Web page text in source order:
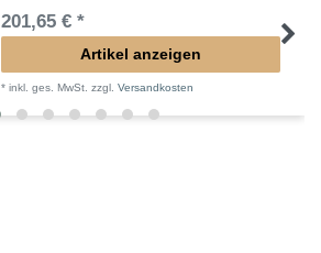
201,65 € *
Artikel anzeigen
*inkl. ges. MwSt. zzgl.Versandkosten